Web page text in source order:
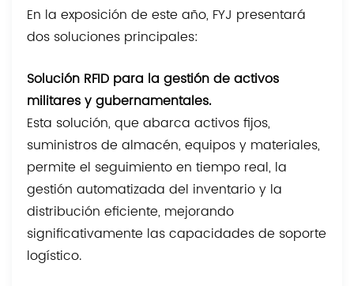
En la exposición de este año, FYJ presentará
dos soluciones principales:
Solución RFID para la gestión de activos
militares y gubernamentales.
Esta solución, que abarca activos fijos,
suministros de almacén, equipos y materiales,
permite el seguimiento en tiempo real, la
gestión automatizada del inventario y la
distribución eficiente, mejorando
significativamente las capacidades de soporte
logístico.